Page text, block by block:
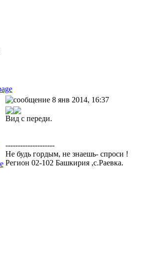
8 янв 2014, 16:37
Вид с переди.
--------------------
Не будь гордым, не знаешь- спроси !
Регион 02-102 Башкирия ,с.Раевка.